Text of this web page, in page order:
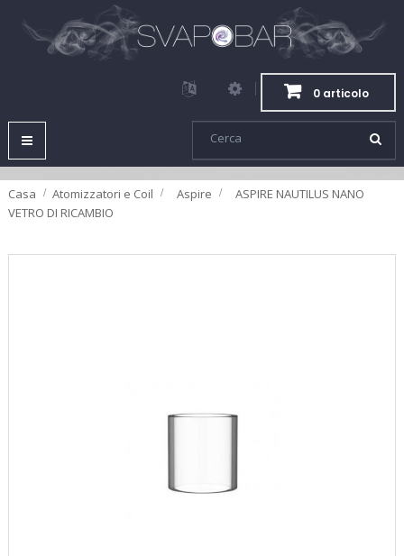
0 articolo
Navigazione
Toggle
Casa Atomizzatori e Coil > Aspire >
ASPIRE NAUTILUS NANO
VETRO DI RICAMBIO